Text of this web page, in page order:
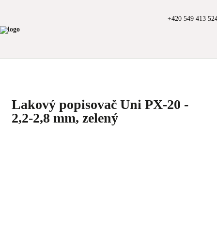
+420 549 413
Lakový popisovač Uni PX-20 -
2,2-2,8 mm, zelený